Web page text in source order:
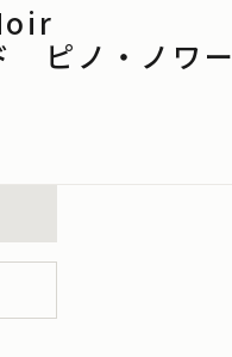
ピノ・ノワー